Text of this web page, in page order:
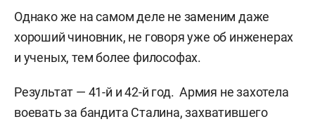
Однако же на самом деле не заменим даже
хороший чиновник, не говоря уже об инженерах
и ученых, тем более философах.
Результат — 41-й и 42-й год. Армия не захотела
воевать за бандита Сталина, захватившего